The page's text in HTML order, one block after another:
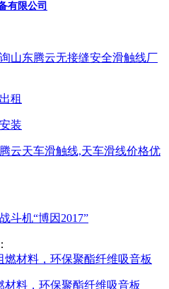
有限公司
山东腾云无接缝安全滑触线厂
租
装
云天车滑触线,天车滑线价格优
斗机“博因2017”
料，环保聚酯纤维吸音板